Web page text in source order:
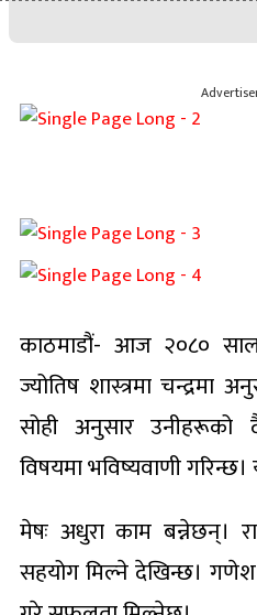
काठमाडौं- आज २०८०
ज्योतिष शास्त्रमा चन्द्रमा
सोही अनुसार उनीहरूको
विषयमा भविष्यवाणी
मेषः अधुरा काम बन्नेछन्।
सहयोग मिल्ने देखिन्छ।